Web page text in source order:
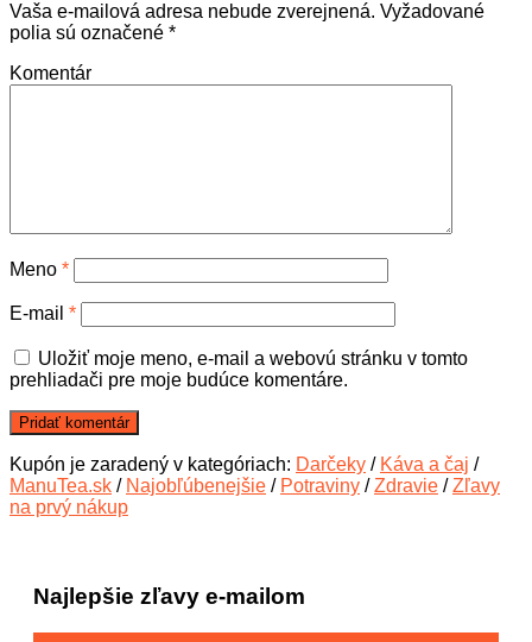
Vaša e-mailová adresa nebude zverejnená. Vyžadované
polia sú označené *
Komentár
Meno *
E-mail *
Uložiť moje meno, e-mail a webovú stránku v tomto
prehliadači pre moje budúce komentáre.
Kupón je zaradený v kategóriach: Darčeky / Káva a čaj /
ManuTea.sk / Najobľúbenejšie / Potraviny /Zdravie /Zľavy
na prvý nákup
Najlepšie zľavy e-mailom